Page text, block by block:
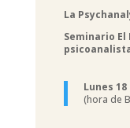
La
Seminario
Lunes
(hora de